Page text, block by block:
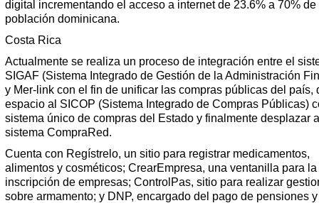
digital incrementando el acceso a internet de 23.6% a 70% de
población dominicana.
Costa Rica
Actualmente se realiza un proceso de integración entre el
SIGAF (Sistema Integrado de Gestión de la Administración
y Mer-link con el fin de unificar las compras públicas del país,
espacio al SICOP (Sistema Integrado de Compras Públicas)
sistema único de compras del Estado y finalmente desplazar
sistema CompraRed.
Cuenta con Regístrelo, un sitio para registrar medicamentos,
alimentos y cosméticos; CrearEmpresa, una ventanilla para la
inscripción de empresas; ControlPas, sitio para realizar
sobre armamento; y DNP, encargado del pago de pensiones